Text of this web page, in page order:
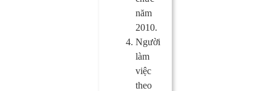
năm
2010.
Người
làm
việc
theo